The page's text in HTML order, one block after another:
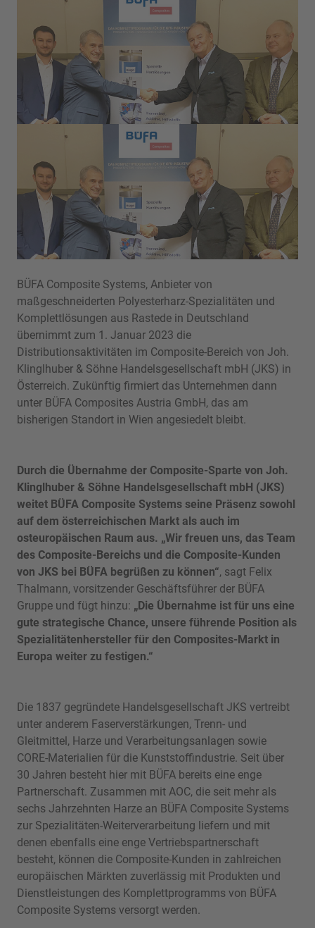
BÜFA Composite Systems, Anbieter von
maßgeschneiderten Polyesterharz-Spezialitäten und
Komplettlösungen aus Rastede in Deutschland
übernimmt zum 1. Januar 2023 die
Distributionsaktivitäten im Composite-Bereich von Joh.
Klinglhuber & Söhne Handelsgesellschaft mbH (JKS) in
Österreich. Zukünftig firmiert das Unternehmen dann
unter BÜFA Composites Austria GmbH, das am
bisherigen Standort in Wien angesiedelt bleibt.
Durch die Übernahme der Composite-Sparte von Joh.
Klinglhuber & Söhne Handelsgesellschaft mbH (JKS)
weitet BÜFA Composite Systems seine Präsenz sowohl
auf dem österreichischen Markt als auch im
osteuropäischen Raum aus. „Wir freuen uns, das Team
des Composite-Bereichs und die Composite-Kunden
von JKS bei BÜFA begrüßen zu können“, sagt Felix
Thalmann, vorsitzender Geschäftsführer der BÜFA
Gruppe und fügt hinzu: „Die Übernahme ist für uns eine
gute strategische Chance, unsere führende Position als
Spezialitätenhersteller für den Composites-Markt in
Europa weiter zu festigen.“
Die 1837 gegründete Handelsgesellschaft JKS vertreibt
unter anderem Faserverstärkungen, Trenn- und
Gleitmittel, Harze und Verarbeitungsanlagen sowie
CORE-Materialien für die Kunststoffindustrie. Seit über
30 Jahren besteht hier mit BÜFA bereits eine enge
Partnerschaft. Zusammen mit AOC, die seit mehr als
sechs Jahrzehnten Harze an BÜFA Composite Systems
zur Spezialitäten-Weiterverarbeitung liefern und mit
denen ebenfalls eine enge Vertriebspartnerschaft
besteht, können die Composite-Kunden in zahlreichen
europäischen Märkten zuverlässig mit Produkten und
Dienstleistungen des Komplettprogramms von BÜFA
Composite Systems versorgt werden.